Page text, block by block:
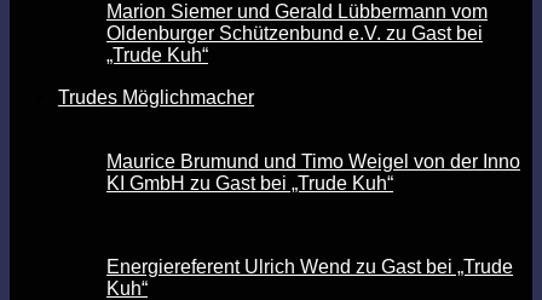
Marion Siemer und Gerald Lübbermann vom
Oldenburger Schützenbund e.V. zu Gast bei
„Trude Kuh“
Trudes Möglichmacher
Maurice Brumund und Timo Weigel von der Inno
KI GmbH zu Gast bei „Trude Kuh“
Energiereferent Ulrich Wend zu Gast bei „Trude
Kuh“